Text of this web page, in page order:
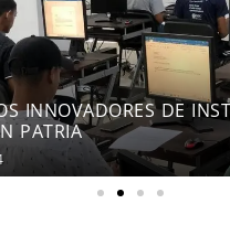
INNOVADORES DE
PATRIA